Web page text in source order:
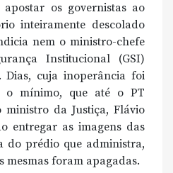
os governistas ao
inteiramente descolado
nem o ministro-chefe
Institucional (GSI)
Dias, cuja inoperância foi
o mínimo, que até o PT
da Justiça, Flávio
entregar as imagens das
do prédio que administra,
mesmas foram apagadas.